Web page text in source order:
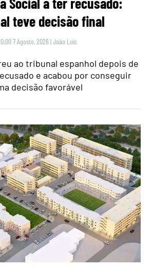
teve decisão final
7 Agosto, 2026 |João Luís
ao tribunal espanhol depois de
e acabou por conseguir
decisão favorável